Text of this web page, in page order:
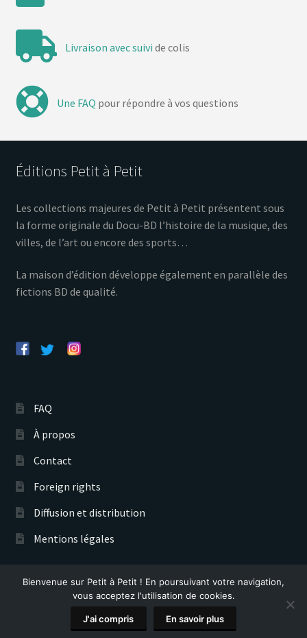
Livraison avec suivi de colis
Une FAQ pour répondre à vos questions
Éditions Petit à Petit
Les collections majeures de Petit à Petit présentent sous
la forme originale du Docu-BD l’histoire de la musique, des
villes, de l’art ou encore des sports…
La maison d’édition développe également en parallèle des
fictions BD de qualité.
FAQ
À propos
Contact
Foreign rights
Diffusion et distribution
Mentions légales
Éditions Petit à Petit © 2026
Bienvenue sur Petit à Petit ! En poursuivant votre navigation,
vous acceptez l'utilisation de cookies.
J'ai compris En savoir plus